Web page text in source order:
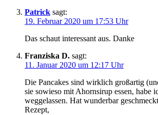
Patrick sagt:
19. Februar 2020 um 17:53 Uhr
Das schaut interessant aus. Danke
Franziska D. sagt:
11. Januar 2020 um 12:17 Uhr
Die Pancakes sind wirklich großartig
sie sowieso mit Ahornsirup essen, habe
weggelassen. Hat wunderbar
Rezept,